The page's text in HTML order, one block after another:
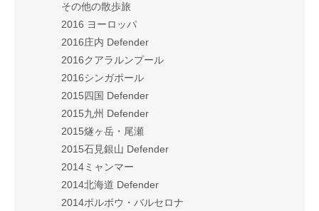
その他の散歩旅
2016 ヨーロッパ
2016庄内 Defender
2016クアラルンプール
2016シンガポール
2015四国 Defender
2015九州 Defender
2015燧ヶ岳・尾瀬
2015石見銀山 Defender
2014ミャンマー
2014北海道 Defender
2014ポルボウ・バルセロナ